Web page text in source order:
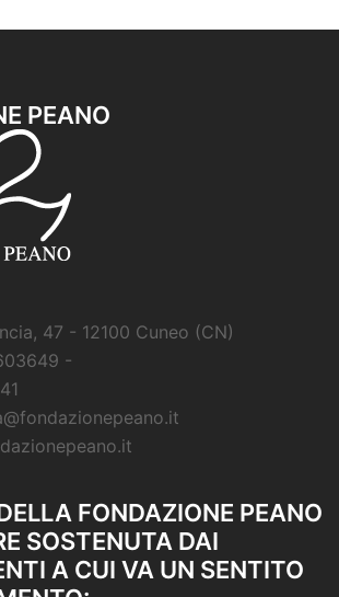
PEANO
47 - 12100 Cuneo (CN)
-
FONDAZIONE PEANO
SOSTENUTA DAI
A CUI VA UN SENTITO